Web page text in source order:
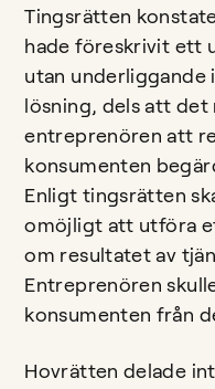
Tingsrätten
hade föreskrivit ett
utan underliggande
lösning, dels att
entreprenören att
konsumenten
Enligt tingsrätten
omöjligt att utföra
om resultatet av
Entreprenören
konsumenten från
Hovrätten delade